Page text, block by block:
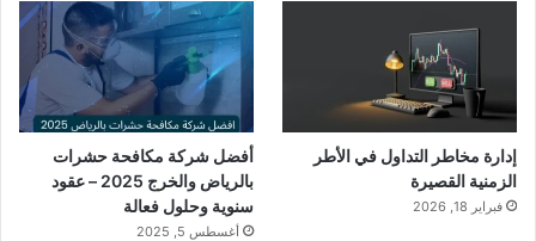
إدارة مخاطر التداول في الأطر
الزمنية القصيرة
فبراير 18, 2026
أفضل شركة مكافحة حشرات
بالرياض والخرج 2025 – عقود
سنوية وحلول فعالة
أغسطس 5, 2025